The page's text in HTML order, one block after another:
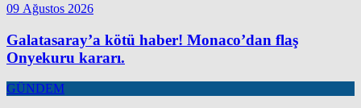
09 Ağustos 2026
Galatasaray’a kötü haber! Monaco’dan flaş
Onyekuru kararı.
GÜNDEM